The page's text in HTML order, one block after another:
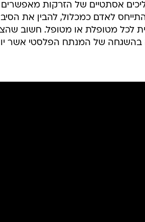
אסתטיים של הזרקות מאפשרים
לאדם כמכלול, להבין את
לכל מטופלת או מטופל. חשוב
בהשגחה של המנתח הפלסטי אשר